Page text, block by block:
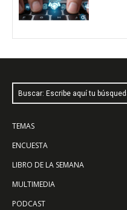
Buscar: Escribe aquí tu
TEMAS
ENCUESTA
LIBRO DE LA SEMANA
MULTIMEDIA
PODCAST